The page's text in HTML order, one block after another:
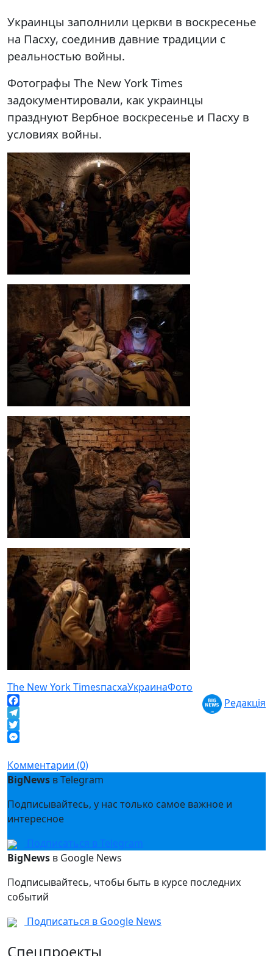
Украинцы заполнили церкви в воскресенье
на Пасху, соединив давние традиции с
реальностью войны.
Фотографы The New York Times
задокументировали, как украинцы
празднуют Вербное воскресенье и Пасху в
условиях войны.
The New York TimesпасхаУкраинаФото
Facebook
Telegram
Twitter
Редакція
Комментарии (0)
BigNews в Telegram
Подписывайтесь, у нас только самое важное и
интересное
Подписаться в Telegram
BigNews в Google News
Подписывайтесь, чтобы быть в курсе последних
событий
Подписаться в Google News
Спецпроекты